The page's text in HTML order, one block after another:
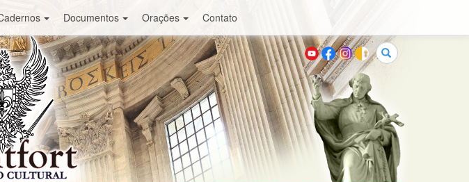
Documentos Orações Contato
Buscar